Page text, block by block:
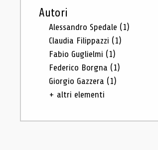
Autori
Alessandro Spedale (1)
Claudia Filippazzi (1)
Fabio Guglielmi (1)
Federico Borgna (1)
Giorgio Gazzera (1)
+ altri elementi